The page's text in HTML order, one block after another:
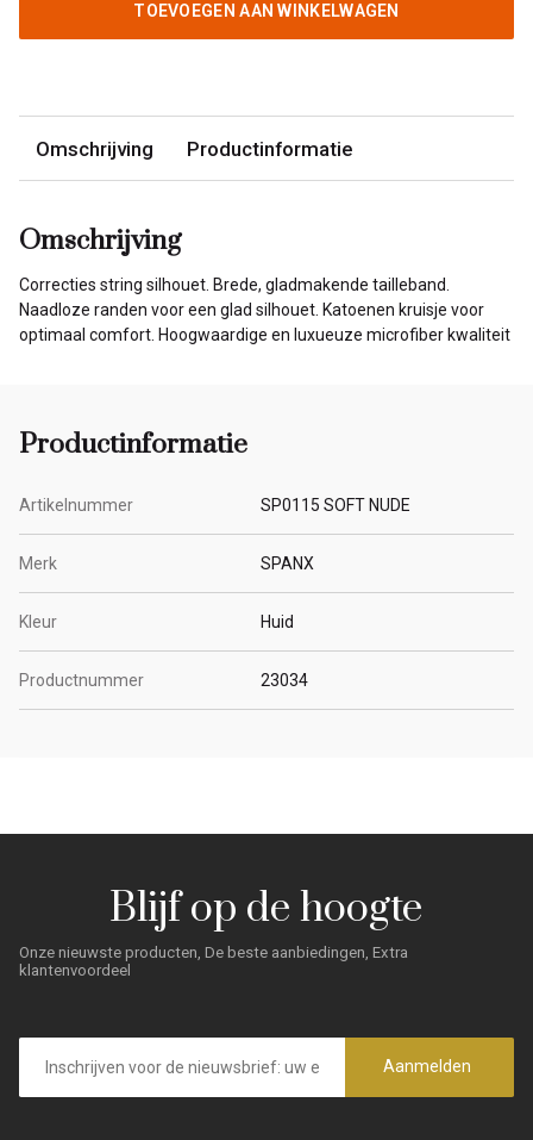
TOEVOEGEN AAN WINKELWAGEN
Omschrijving Productinformatie
Omschrijving
Correcties string silhouet. Brede, gladmakende tailleband.
Naadloze randen voor een glad silhouet. Katoenen kruisje voor
optimaal comfort. Hoogwaardige en luxueuze microfiber kwaliteit
Productinformatie
Artikelnummer SP0115 SOFT NUDE
Merk SPANX
Kleur Huid
Productnummer 23034
Blijf op de hoogte
Onze nieuwste producten, De beste aanbiedingen, Extra
klantenvoordeel
mailadres
Aanmelden